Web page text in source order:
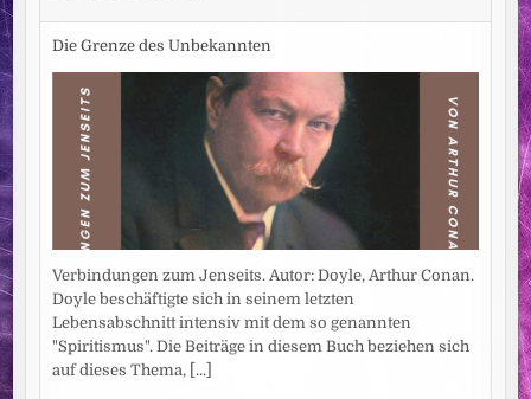
Die Grenze des Unbekannten
Verbindungen zum Jenseits. Autor: Doyle, Arthur Conan.
Doyle beschäftigte sich in seinem letzten
Lebensabschnitt intensiv mit dem so genannten
"Spiritismus". Die Beiträge in diesem Buch beziehen sich
auf dieses Thema, [...]